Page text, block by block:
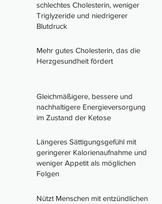
schlechtes Cholesterin, weniger
Triglyzeride und niedrigerer
Blutdruck
Mehr gutes Cholesterin, das die
Herzgesundheit fördert
Gleichmäßigere, bessere und
nachhaltigere Energieversorgung
im Zustand der Ketose
Längeres Sättigungsgefühl mit
geringerer Kalorienaufnahme und
weniger Appetit als möglichen
Folgen
Nützt Menschen mit entzündlichen